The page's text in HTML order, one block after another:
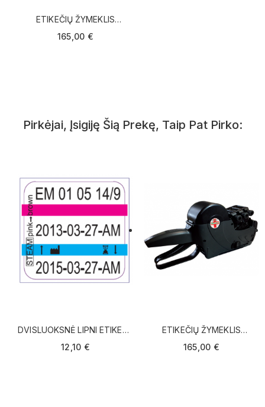
ETIKEČIŲ ŽYMEKLIS
PRINTEX MEDICAL
165,00 €
Pirkėjai, Įsigiję Šią Prekę, Taip Pat Pirko:
DVISLUOKSNĖ LIPNI ETIKETĖ
– INDIKATORIUS
(RULONĖLIS)
12,10 €
ETIKEČIŲ ŽYMEKLIS
PRINTEX MEDICAL
165,00 €